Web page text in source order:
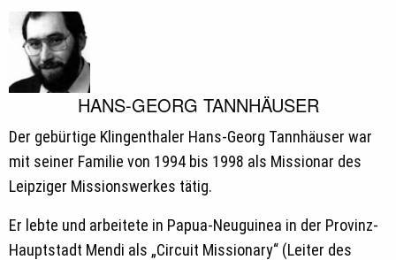
HANS-GEORG TANNHÄUSER
Der gebürtige Klingenthaler Hans-Georg Tannhäuser war
mit seiner Familie von 1994 bis 1998 als Missionar des
Leipziger Missionswerkes tätig.
Er lebte und arbeitete in Papua-Neuguinea in der Provinz-
Hauptstadt Mendi als „Circuit Missionary“ (Leiter des